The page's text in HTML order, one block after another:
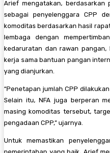
Arief mengatakan, berdasarkan
sebagai penyelenggara CPP
komoditas berdasarkan hasil
lembaga dengan
kedaruratan dan rawan
kerja sama bantuan pangan
yang dianjurkan.
“Penetapan jumlah CPP
Selain itu, NFA juga berperan
masing komoditas tersebut,
pengadaan CPP,” ujarnya.
Untuk memastikan